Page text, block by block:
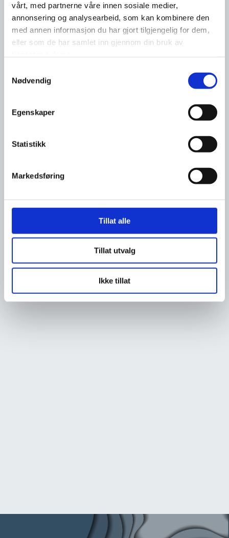
vårt, med partnerne våre innen sosiale medier,
annonsering og analysearbeid, som kan kombinere den
med annen informasjon du har gjort tilgjengelig for dem,
eller som de har samlet inn gjennom din bruk av
Nødvendig
Egenskaper
Statistikk
Markedsføring
Tillat alle
Tillat utvalg
Ikke tillat